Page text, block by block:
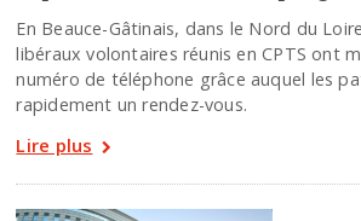
En Beauce-Gâtinais, dans le Nord du
libéraux volontaires réunis en CPTS ont
numéro de téléphone grâce auquel les
rapidement un rendez-vous.
Lire plus